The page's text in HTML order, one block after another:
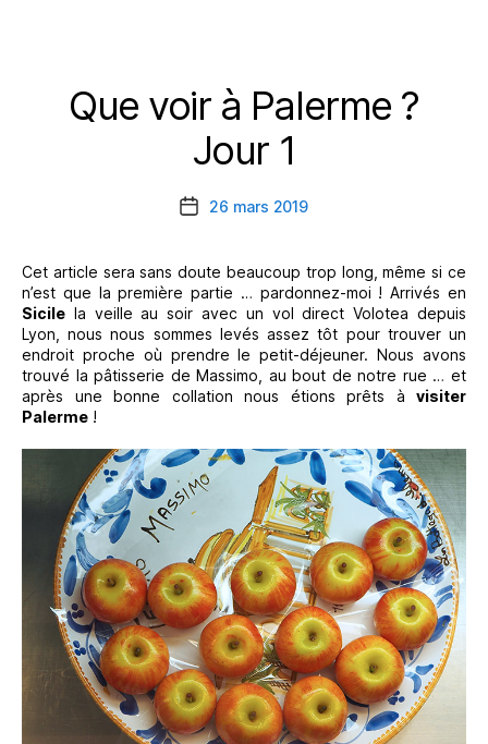
Catégories
Que voir à Palerme ?
Jour 1
Date26 mars 2019
Cet article sera sans doute beaucoup trop long, même si ce
n’est que la première partie … pardonnez-moi ! Arrivés en
Sicile la veille au soir avec un vol direct Volotea depuis
Lyon, nous nous sommes levés assez tôt pour trouver un
endroit proche où prendre le petit-déjeuner. Nous avons
trouvé la pâtisserie de Massimo, au bout de notre rue … et
après une bonne collation nous étions prêts à visiter
Palerme !